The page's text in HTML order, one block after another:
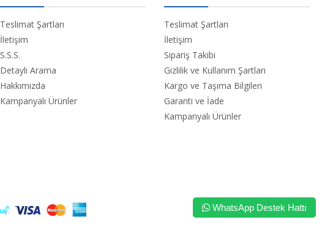
Teslimat Şartları
İletişim
S.S.S.
Detaylı Arama
Hakkımızda
Kampanyalı Ürünler
Teslimat Şartları
İletişim
Sipariş Takibi
Gizlilik ve Kullanım Şartları
Kargo ve Taşıma Bilgileri
Garanti ve İade
Kampanyalı Ürünler
WhatsApp Destek Hattı